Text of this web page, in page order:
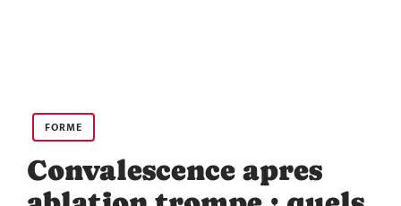
FORME
Convalescence apres